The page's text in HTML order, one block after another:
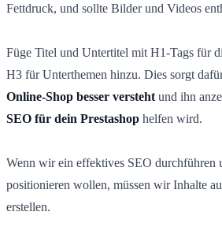
Fettdruck, und sollte Bilder und Videos
Füge Titel und Untertitel mit H1-Tags für
H3 für Unterthemen hinzu. Dies sorgt
Online-Shop besser versteht und ihn
SEO für dein Prestashop helfen wird.
Wenn wir ein effektives SEO durchführen
positionieren wollen, müssen wir Inhalte
erstellen.